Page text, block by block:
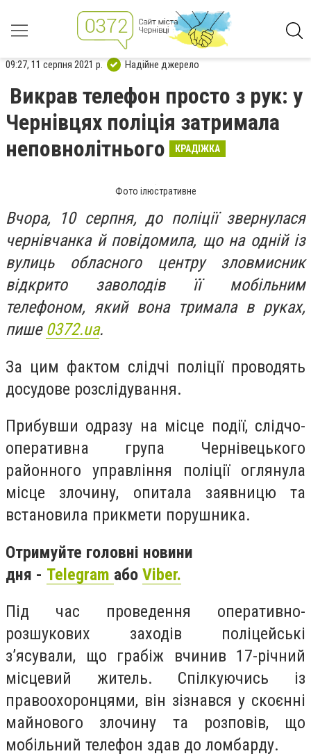
09:27, 11 серпня 2021 р. Надійне джерело
Викрав телефон просто з рук: у
Чернівцях поліція затримала
неповнолітнього
КРАДІЖКА
Фото ілюстративне
Вчора, 10 серпня, до поліції звернулася
чернівчанка й повідомила, що на одній із
вулиць обласного центру зловмисник
відкрито заволодів її мобільним
телефоном, який вона тримала в руках,
пише 0372.ua.
За цим фактом слідчі поліції проводять
досудове розслідування.
Прибувши одразу на місце події, слідчо-
оперативна група Чернівецького
районного управління поліції оглянула
місце злочину, опитала заявницю та
встановила прикмети порушника.
Отримуйте головні новини
дня - Telegram або Viber.
Під час проведення оперативно-
розшукових заходів поліцейські
з’ясували, що грабіж вчинив 17-річний
місцевий житель. Спілкуючись із
правоохоронцями, він зізнався у скоєнні
майнового злочину та розповів, що
мобільний телефон здав до ломбарду.